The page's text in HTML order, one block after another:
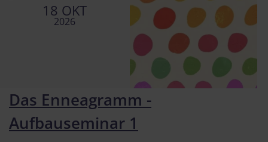
18 OKT
2026
Das Enneagramm -
Aufbauseminar 1